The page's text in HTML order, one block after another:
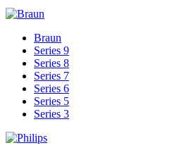
Braun
Series 9
Series 8
Series 7
Series 6
Series 5
Series 3